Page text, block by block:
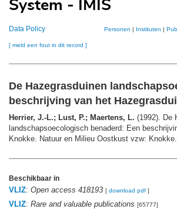
System - IMIS
Data Policy Personen | Instituten |
[ meld een fout in dit record ]
De Hazegrasduinen
beschrijving van het
Herrier, J.-L.; Lust, P.; Maertens, L. (1992). De
landschapsoecologisch benaderd: Een
Knokke. Natuur en Milieu Oostkust vzw: Knokke.
Beschikbaar in
VLIZ: Open access 418193 [ download pdf ]
VLIZ: Rare and valuable publications [65777]